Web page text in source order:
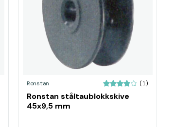
Ronstan (1)
Ronstan ståltaublokkskive
45x9,5 mm